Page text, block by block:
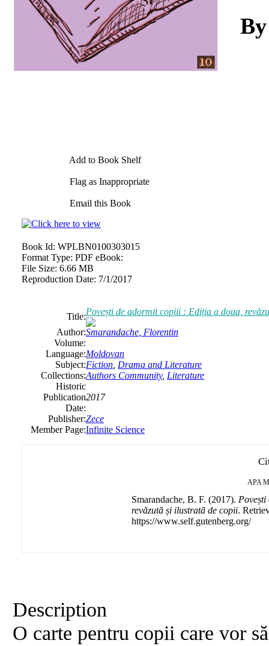
Add to Book Shelf
Flag as Inappropriate
Email this Book
Book Id: WPLBN0100303015
Format Type: PDF eBook:
File Size: 6.66 MB
Reproduction Date: 7/1/2017
Title:Povești de adormit copiii : Ediția a doua,
Author:Smarandache Florentin
Volume:
Language:Moldovan
Subject:Fiction Drama and Literature
Collections:Authors Community, Literature
Historic
Publication
Date:
2017
Publisher:Zece
Member Page:Infinite Science
APA
Smarandache, B. F. (2017).
revăzută și ilustrată de copii.
https://www.self.gutenberg.org/
Description
O carte pentru copii care vor